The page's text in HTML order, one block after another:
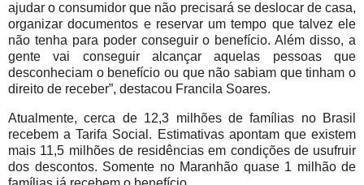
ajudar o consumidor que não precisará se deslocar de casa,
organizar documentos e reservar um tempo que talvez ele
não tenha para poder conseguir o benefício. Além disso, a
gente vai conseguir alcançar aquelas pessoas que
desconheciam o benefício ou que não sabiam que tinham o
direito de receber”, destacou Francila Soares.
Atualmente, cerca de 12,3 milhões de famílias no Brasil
recebem a Tarifa Social. Estimativas apontam que existem
mais 11,5 milhões de residências em condições de usufruir
dos descontos. Somente no Maranhão quase 1 milhão de